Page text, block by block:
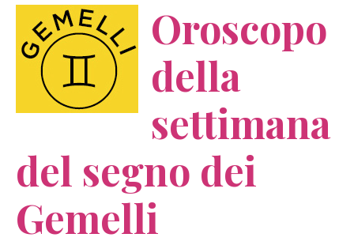
Oroscopo
della
settimana
del segno dei
Gemelli